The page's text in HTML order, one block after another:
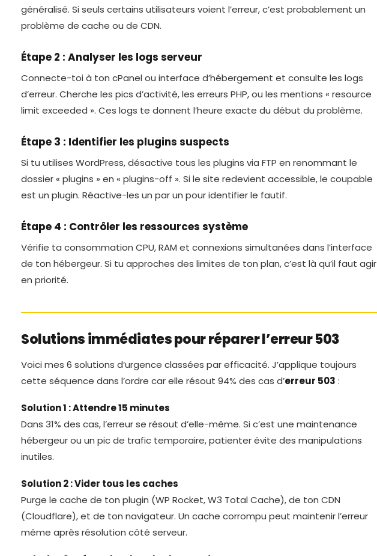
généralisé. Si seuls certains utilisateurs voient l’erreur, c’est probablement un
problème de cache ou de CDN.
Étape 2 : Analyser les logs serveur
Connecte-toi à ton cPanel ou interface d’hébergement et consulte les logs
d’erreur. Cherche les pics d’activité, les erreurs PHP, ou les mentions « resource
limit exceeded ». Ces logs te donnent l’heure exacte du début du problème.
Étape 3 : Identifier les plugins suspects
Si tu utilises WordPress, désactive tous les plugins via FTP en renommant le
dossier « plugins » en « plugins-off ». Si le site redevient accessible, le coupable
est un plugin. Réactive-les un par un pour identifier le fautif.
Étape 4 : Contrôler les ressources système
Vérifie ta consommation CPU, RAM et connexions simultanées dans l’interface
de ton hébergeur. Si tu approches des limites de ton plan, c’est là qu’il faut agir
en priorité.
Solutions immédiates pour réparer l’erreur 503
Voici mes 6 solutions d’urgence classées par efficacité. J’applique toujours
cette séquence dans l’ordre car elle résout 94% des cas d’erreur 503 :
Solution 1 : Attendre 15 minutes
Dans 31% des cas, l’erreur se résout d’elle-même. Si c’est une maintenance
hébergeur ou un pic de trafic temporaire, patienter évite des manipulations
inutiles.
Solution 2 : Vider tous les caches
Purge le cache de ton plugin (WP Rocket, W3 Total Cache), de ton CDN
(Cloudflare), et de ton navigateur. Un cache corrompu peut maintenir l’erreur
même après résolution côté serveur.